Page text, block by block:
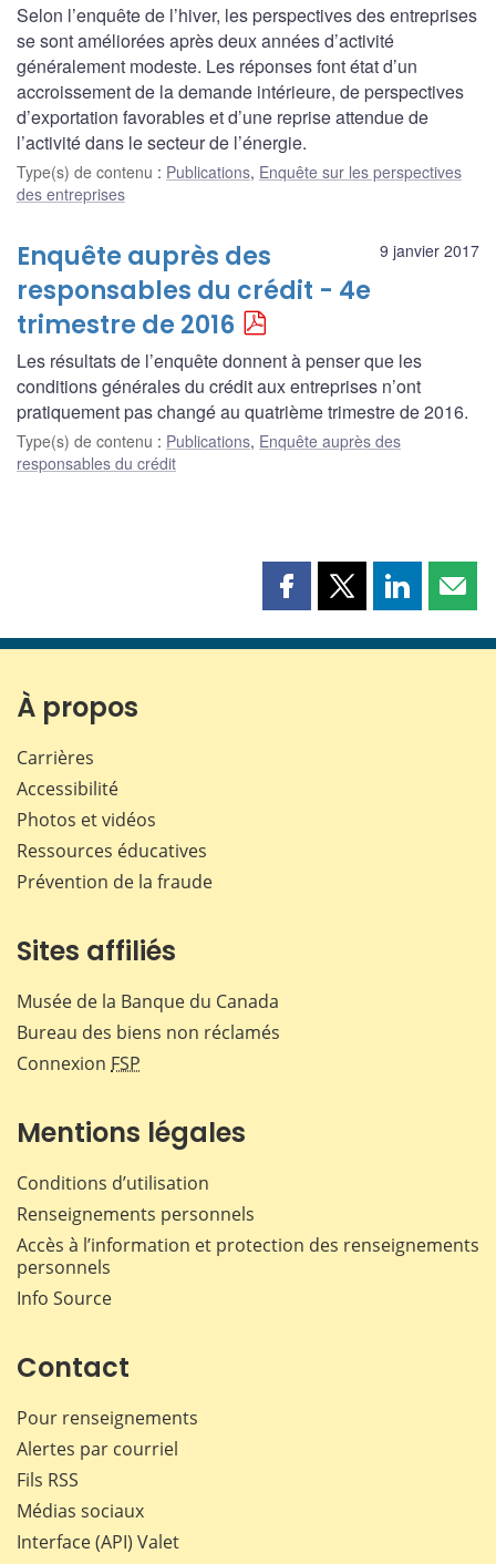
Selon l’enquête de l’hiver, les perspectives des entreprises
se sont améliorées après deux années d’activité
généralement modeste. Les réponses font état d’un
accroissement de la demande intérieure, de perspectives
d’exportation favorables et d’une reprise attendue de
l’activité dans le secteur de l’énergie.
Type(s) de contenu : Publications, Enquête sur les perspectives
des entreprises
9 janvier 2017
Enquête auprès des
responsables du crédit - 4e
trimestre de 2016
Les résultats de l’enquête donnent à penser que les
conditions générales du crédit aux entreprises n’ont
pratiquement pas changé au quatrième trimestre de 2016.
Type(s) de contenu : Publications, Enquête auprès des
responsables du crédit
Partager
page
Partager
page
Partager
page page
À propos
Carrières
Accessibilité
Photos et vidéos
Ressources éducatives
Prévention de la fraude
Sites affiliés
Musée de la Banque du Canada
Bureau des biens non réclamés
Connexion FSP
Mentions légales
Conditions d’utilisation
Renseignements personnels
Accès à l’information et protection des renseignements
personnels
Info Source
Contact
Pour renseignements
Alertes par courriel
Fils RSS
Médias sociaux
Interface (API) Valet